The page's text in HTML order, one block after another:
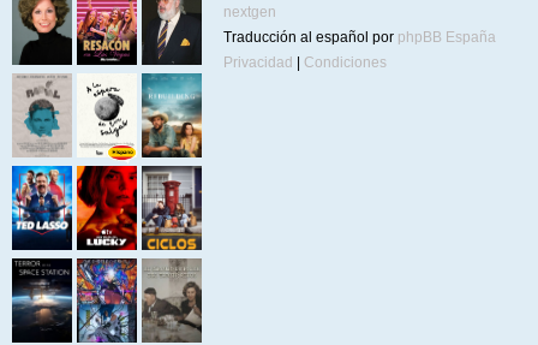
nextgen
Traducción al español por phpBB España
Privacidad
Condiciones